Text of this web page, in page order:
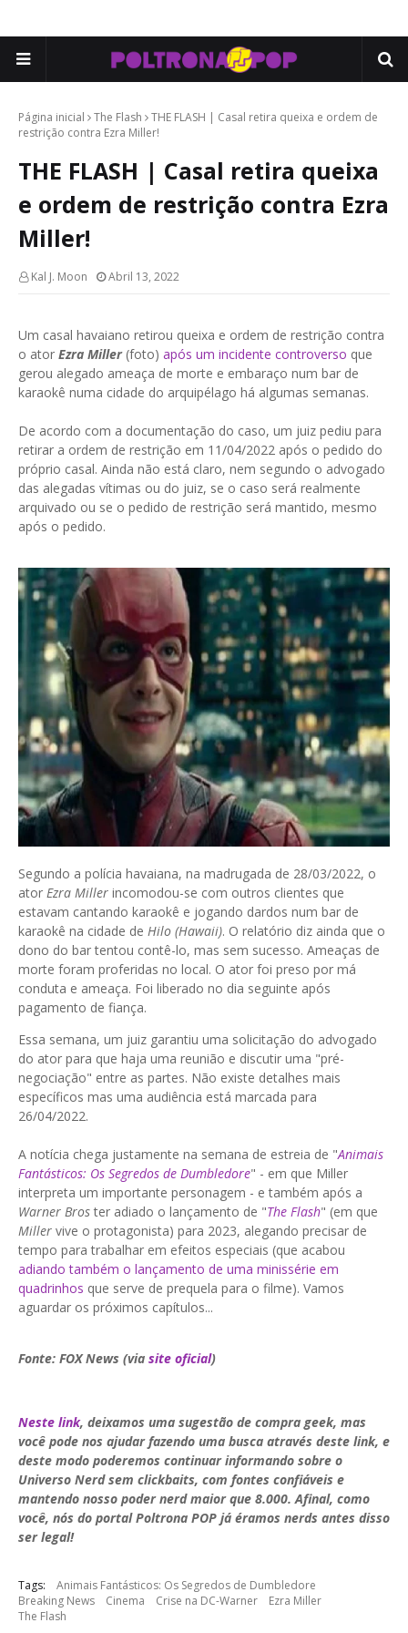
Página inicial The Flash
THE FLASH | Casal retira queixa e ordem de
restrição contra Ezra Miller!
THE FLASH | Casal retira queixa
e ordem de restrição contra Ezra
Miller!
Kal J. Moon Abril 13, 2022
Um casal havaiano retirou queixa e ordem de restrição contra
o ator Ezra Miller(foto) após um incidente controverso que
gerou alegado ameaça de morte e embaraço num bar de
karaokê numa cidade do arquipélago há algumas semanas.
De acordo com a documentação do caso, um juiz pediu para
retirar a ordem de restrição em 11/04/2022 após o pedido do
próprio casal. Ainda não está claro, nem segundo o advogado
das alegadas vítimas ou do juiz, se o caso será realmente
arquivado ou se o pedido de restrição será mantido, mesmo
após o pedido.
Segundo a polícia havaiana, na madrugada de 28/03/2022, o
ator Ezra Miller incomodou-se com outros clientes que
estavam cantando karaokê e jogando dardos num bar de
karaokê na cidade de Hilo (Hawaii). O relatório diz ainda que o
dono do bar tentou contê-lo, mas sem sucesso. Ameaças de
morte foram proferidas no local. O ator foi preso por má
conduta e ameaça. Foi liberado no dia seguinte após
pagamento de fiança.
Essa semana, um juiz garantiu uma solicitação do advogado
do ator para que haja uma reunião e discutir uma "pré-
negociação" entre as partes. Não existe detalhes mais
específicos mas uma audiência está marcada para
26/04/2022.
A notícia chega justamente na semana de estreia de "Animais
Fantásticos: Os Segredos de Dumbledore" - em que Miller
interpreta um importante personagem - e também após a
Warner Broster adiado o lançamento de "The Flash" (em que
Miller vive o protagonista) para 2023, alegando precisar de
tempo para trabalhar em efeitos especiais (que acabou
adiando também o lançamento de uma minissérie em
quadrinhos que serve de prequela para o filme). Vamos
aguardar os próximos capítulos...
Fonte: FOX News (via site oficial)
Neste link, deixamos uma sugestão de compra geek, mas
você pode nos ajudar fazendo uma busca através deste link, e
deste modo poderemos continuar informando sobre o
Universo Nerd sem clickbaits, com fontes confiáveis e
mantendo nosso poder nerd maior que 8.000. Afinal, como
você, nós do portal Poltrona POP já éramos nerds antes disso
ser legal!
Tags:
Animais Fantásticos: Os Segredos de Dumbledore
Breaking News
Cinema Crise na DC-Warner
Ezra Miller
The Flash